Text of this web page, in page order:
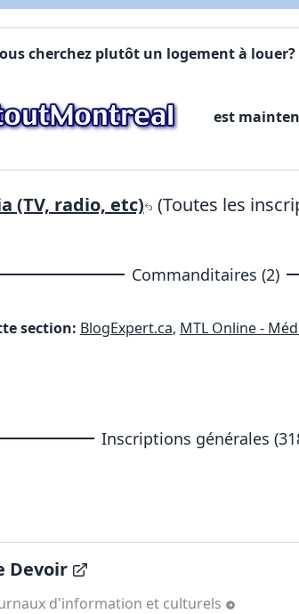
cherchez plutôt un logement à
est
(TV, radio, etc) (Toutes les
Commanditaires (2)
section: BlogExpert.ca, MTL Online -
Inscriptions générales
Devoir
d'information et culturels
X Fermer Envoyez